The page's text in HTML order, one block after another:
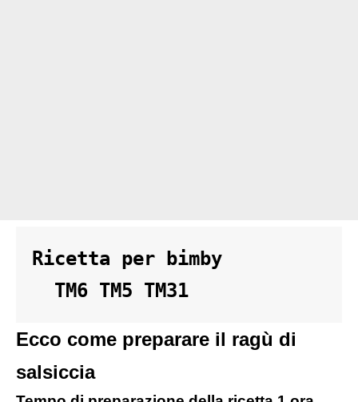
Ricetta per bimby
  TM6 TM5 TM31
Ecco come preparare il ragù di
salsiccia